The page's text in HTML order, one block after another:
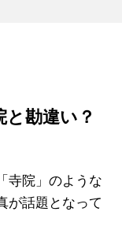
と勘違い？
寺院」のような
が話題となって